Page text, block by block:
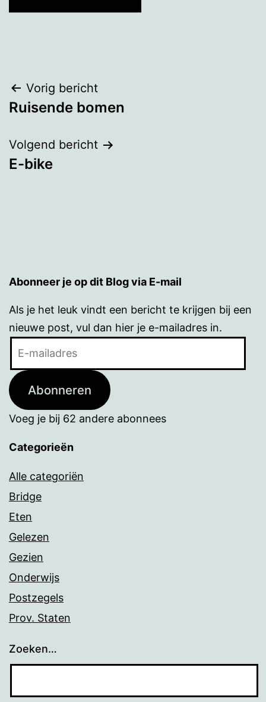
Bericht
navigatie
Vorig bericht
Ruisende bomen
Volgend bericht
E-bike
Abonneer je op dit Blog via E-mail
Als je het leuk vindt een bericht te krijgen bij een
nieuwe post, vul dan hier je e-mailadres in.
Abonneren
Voeg je bij 62 andere abonnees
Categorieën
Alle categoriën
Bridge
Eten
Gelezen
Gezien
Onderwijs
Postzegels
Prov. Staten
Zoeken…